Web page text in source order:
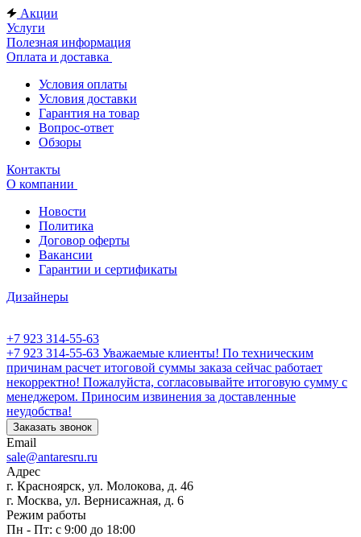
Акции
Услуги
Полезная информация
Оплата и доставка
Условия оплаты
Условия доставки
Гарантия на товар
Вопрос-ответ
Обзоры
Контакты
О компании
Новости
Политика
Договор оферты
Вакансии
Гарантии и сертификаты
Дизайнеры
+7 923 314-55-63
+7 923 314-55-63 Уважаемые клиенты! По техническим
причинам расчет итоговой суммы заказа сейчас работает
некорректно! Пожалуйста, согласовывайте итоговую сумму с
менеджером. Приносим извинения за доставленные
неудобства!
Заказать звонок
Email
sale@antaresru.ru
Адрес
г. Красноярск, ул. Молокова, д. 46
г. Москва, ул. Вернисажная, д. 6
Режим работы
Пн - Пт: с 9:00 до 18:00